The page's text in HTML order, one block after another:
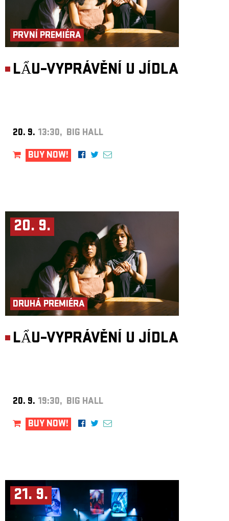
PRVNÍ PREMIÉRA
LẨU–VYPRÁVĚNÍ U JÍDLA
20. 9. 13:30, BIG HALL
BUY NOW!
20. 9.
DRUHÁ PREMIÉRA
LẨU–VYPRÁVĚNÍ U JÍDLA
20. 9. 19:30, BIG HALL
BUY NOW!
21. 9.